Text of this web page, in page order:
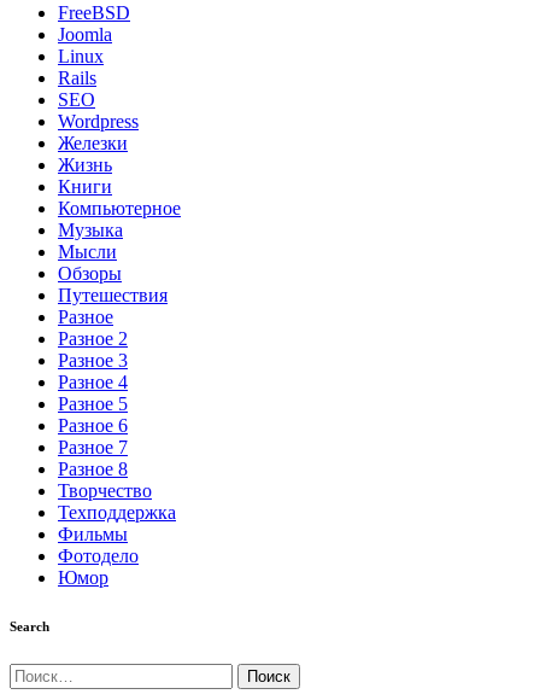
FreeBSD
Joomla
Linux
Rails
SEO
Wordpress
Железки
Жизнь
Книги
Компьютерное
Музыка
Мысли
Обзоры
Путешествия
Разное
Разное 2
Разное 3
Разное 4
Разное 5
Разное 6
Разное 7
Разное 8
Творчество
Техподдержка
Фильмы
Фотодело
Юмор
Search
Найти: